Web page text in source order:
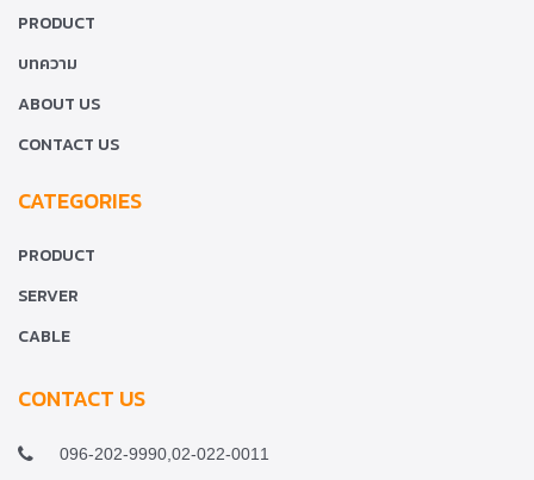
PRODUCT
บทความ
ABOUT US
CONTACT US
CATEGORIES
PRODUCT
SERVER
CABLE
CONTACT US
096-202-9990,02-022-0011